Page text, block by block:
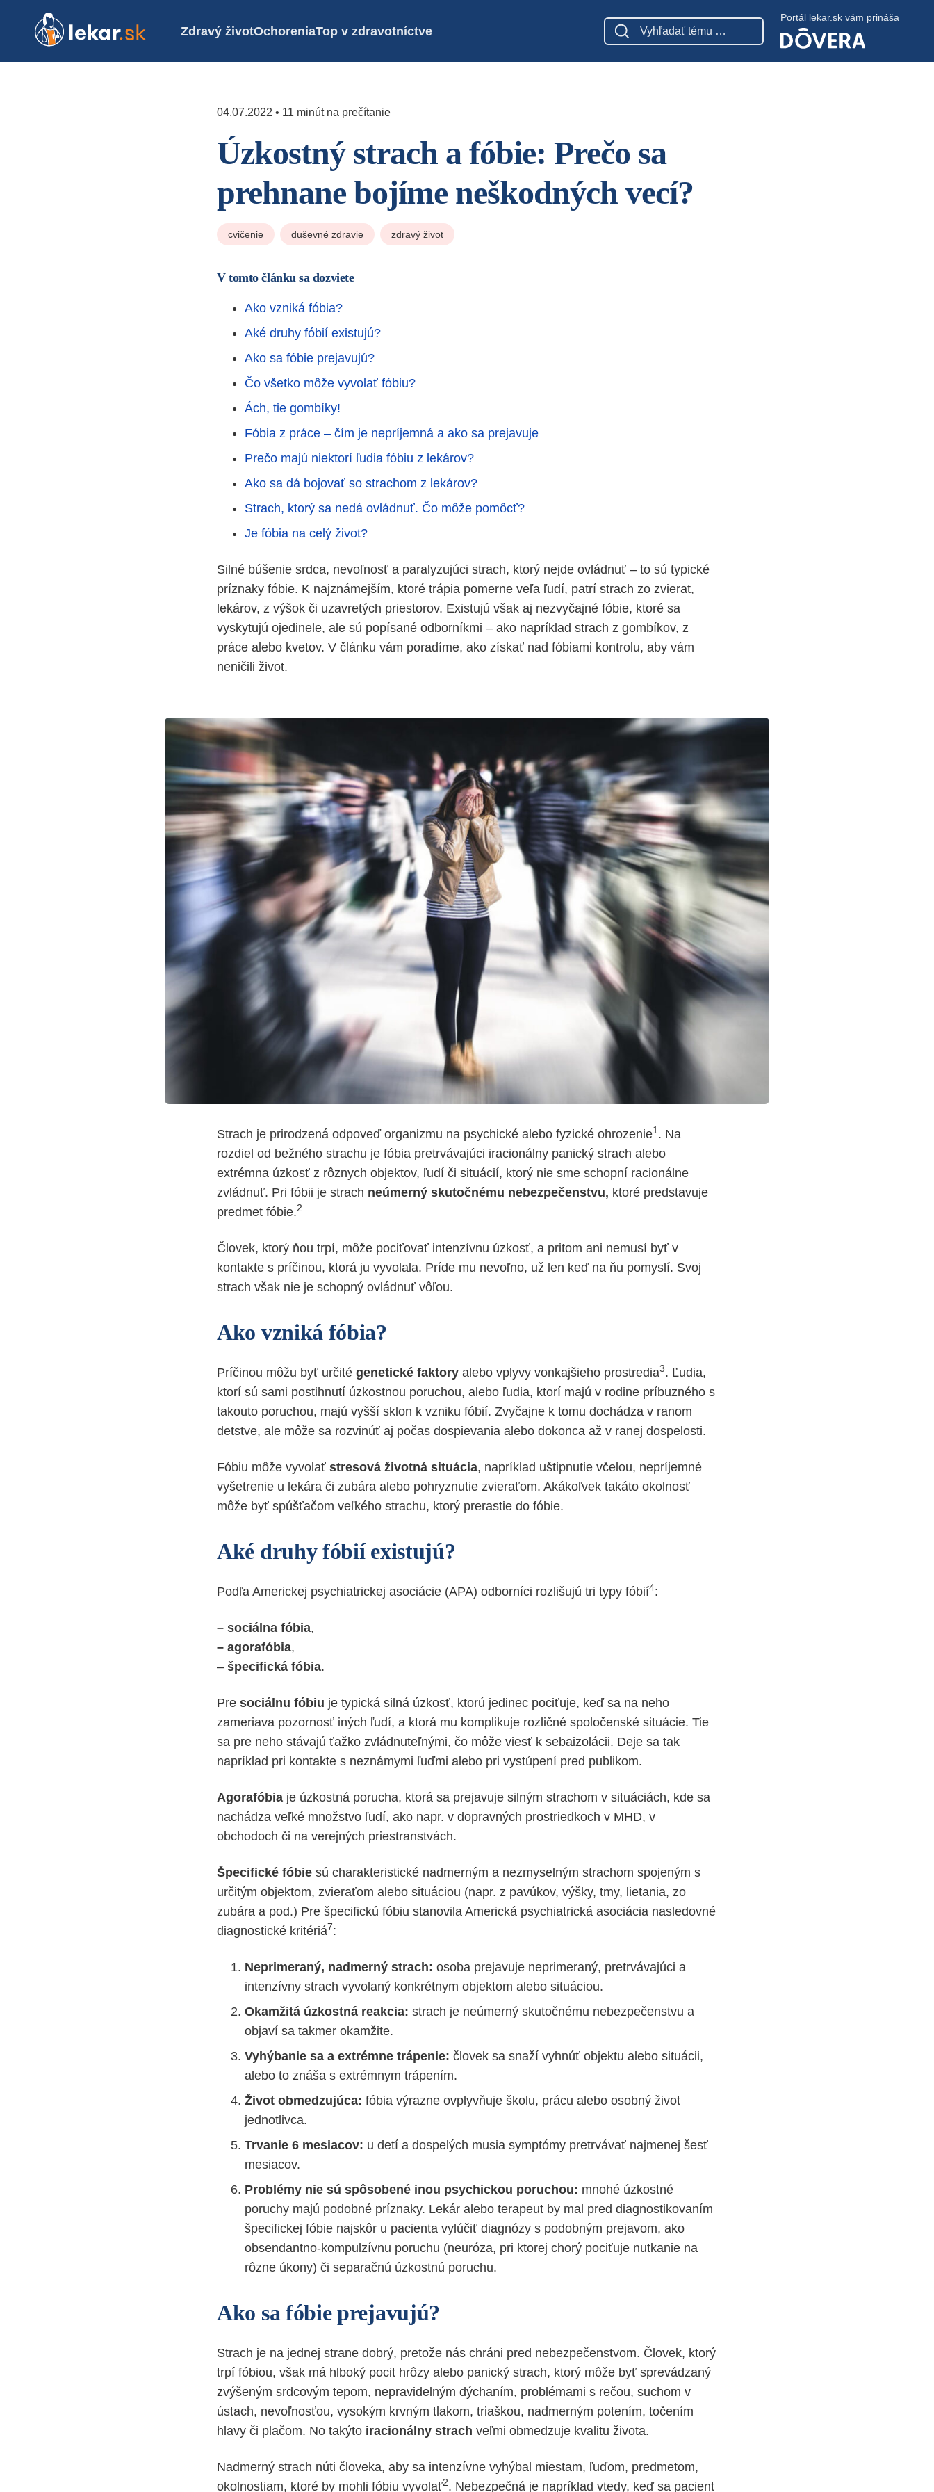
Zdravý životOchoreniaTop v zdravotníctve
Portál lekar.sk vám prináša
04.07.2022 • 11 minút na prečítanie
Úzkostný strach a fóbie: Prečo sa
prehnane bojíme neškodných vecí?
cvičenie duševné zdravie zdravý život
V tomto článku sa dozviete
Ako vzniká fóbia?
Aké druhy fóbií existujú?
Ako sa fóbie prejavujú?
Čo všetko môže vyvolať fóbiu?
Ách, tie gombíky!
Fóbia z práce – čím je nepríjemná a ako sa prejavuje
Prečo majú niektorí ľudia fóbiu z lekárov?
Ako sa dá bojovať so strachom z lekárov?
Strach, ktorý sa nedá ovládnuť. Čo môže pomôcť?
Je fóbia na celý život?
Silné búšenie srdca, nevoľnosť a paralyzujúci strach, ktorý nejde ovládnuť – to sú typické
príznaky fóbie. K najznámejším, ktoré trápia pomerne veľa ľudí, patrí strach zo zvierat,
lekárov, z výšok či uzavretých priestorov. Existujú však aj nezvyčajné fóbie, ktoré sa
vyskytujú ojedinele, ale sú popísané odborníkmi – ako napríklad strach z gombíkov, z
práce alebo kvetov. V článku vám poradíme, ako získať nad fóbiami kontrolu, aby vám
neničili život.
Strach je prirodzená odpoveď organizmu na psychické alebo fyzické ohrozenie1. Na
rozdiel od bežného strachu je fóbia pretrvávajúci iracionálny panický strach alebo
extrémna úzkosť z rôznych objektov, ľudí či situácií, ktorý nie sme schopní racionálne
zvládnuť. Pri fóbii je strach neúmerný skutočnému nebezpečenstvu, ktoré predstavuje
predmet fóbie.2
Človek, ktorý ňou trpí, môže pociťovať intenzívnu úzkosť, a pritom ani nemusí byť v
kontakte s príčinou, ktorá ju vyvolala. Príde mu nevoľno, už len keď na ňu pomyslí. Svoj
strach však nie je schopný ovládnuť vôľou.
Ako vzniká fóbia?
Príčinou môžu byť určité genetické faktory alebo vplyvy vonkajšieho prostredia3. Ľudia,
ktorí sú sami postihnutí úzkostnou poruchou, alebo ľudia, ktorí majú v rodine príbuzného s
takouto poruchou, majú vyšší sklon k vzniku fóbií. Zvyčajne k tomu dochádza v ranom
detstve, ale môže sa rozvinúť aj počas dospievania alebo dokonca až v ranej dospelosti.
Fóbiu môže vyvolať stresová životná situácia, napríklad uštipnutie včelou, nepríjemné
vyšetrenie u lekára či zubára alebo pohryznutie zvieraťom. Akákoľvek takáto okolnosť
môže byť spúšťačom veľkého strachu, ktorý prerastie do fóbie.
Aké druhy fóbií existujú?
Podľa Americkej psychiatrickej asociácie (APA) odborníci rozlišujú tri typy fóbií4:
– sociálna fóbia,
– agorafóbia,
– špecifická fóbia.
Pre sociálnu fóbiu je typická silná úzkosť, ktorú jedinec pociťuje, keď sa na neho
zameriava pozornosť iných ľudí, a ktorá mu komplikuje rozličné spoločenské situácie. Tie
sa pre neho stávajú ťažko zvládnuteľnými, čo môže viesť k sebaizolácii. Deje sa tak
napríklad pri kontakte s neznámymi ľuďmi alebo pri vystúpení pred publikom.
Agorafóbia je úzkostná porucha, ktorá sa prejavuje silným strachom v situáciách, kde sa
nachádza veľké množstvo ľudí, ako napr. v dopravných prostriedkoch v MHD, v
obchodoch či na verejných priestranstvách.
Špecifické fóbie sú charakteristické nadmerným a nezmyselným strachom spojeným s
určitým objektom, zvieraťom alebo situáciou (napr. z pavúkov, výšky, tmy, lietania, zo
zubára a pod.) Pre špecifickú fóbiu stanovila Americká psychiatrická asociácia nasledovné
diagnostické kritériá7:
Neprimeraný, nadmerný strach: osoba prejavuje neprimeraný, pretrvávajúci a
intenzívny strach vyvolaný konkrétnym objektom alebo situáciou.
Okamžitá úzkostná reakcia: strach je neúmerný skutočnému nebezpečenstvu a
objaví sa takmer okamžite.
Vyhýbanie sa a extrémne trápenie: človek sa snaží vyhnúť objektu alebo situácii,
alebo to znáša s extrémnym trápením.
Život obmedzujúca: fóbia výrazne ovplyvňuje školu, prácu alebo osobný život
jednotlivca.
Trvanie 6 mesiacov: u detí a dospelých musia symptómy pretrvávať najmenej šesť
mesiacov.
Problémy nie sú spôsobené inou psychickou poruchou: mnohé úzkostné
poruchy majú podobné príznaky. Lekár alebo terapeut by mal pred diagnostikovaním
špecifickej fóbie najskôr u pacienta vylúčiť diagnózy s podobným prejavom, ako
obsendantno-kompulzívnu poruchu (neuróza, pri ktorej chorý pociťuje nutkanie na
rôzne úkony) či separačnú úzkostnú poruchu.
Ako sa fóbie prejavujú?
Strach je na jednej strane dobrý, pretože nás chráni pred nebezpečenstvom. Človek, ktorý
trpí fóbiou, však má hlboký pocit hrôzy alebo panický strach, ktorý môže byť sprevádzaný
zvýšeným srdcovým tepom, nepravidelným dýchaním, problémami s rečou, suchom v
ústach, nevoľnosťou, vysokým krvným tlakom, triaškou, nadmerným potením, točením
hlavy či plačom. No takýto iracionálny strach veľmi obmedzuje kvalitu života.
Nadmerný strach núti človeka, aby sa intenzívne vyhýbal miestam, ľuďom, predmetom,
okolnostiam, ktoré by mohli fóbiu vyvolať2. Nebezpečná je napríklad vtedy, keď sa pacient